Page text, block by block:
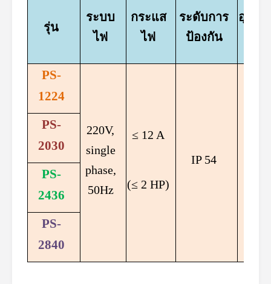
รุ่น
ระบบ
ไฟ
กระแส
ไฟ
ระดับการ
ป้องกัน
อุณห
PS-
1224
220V,
single
phase,
50Hz
IP 54
PS-
2030
≤ 12 A
PS-
2436
(≤ 2 HP)
PS-
2840